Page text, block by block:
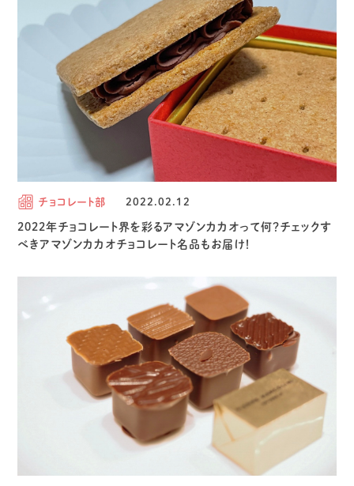
チョコレート部 2022.02.12
2022年チョコレート界を彩るアマゾンカカオって何？チェックす
べきアマゾンカカオチョコレート名品もお届け！